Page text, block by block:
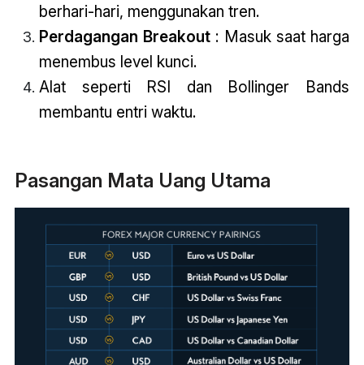
berhari-hari, menggunakan tren.
Perdagangan Breakout : Masuk saat harga
menembus level kunci.
Alat seperti RSI dan Bollinger Bands
membantu entri waktu.
Pasangan Mata Uang Utama